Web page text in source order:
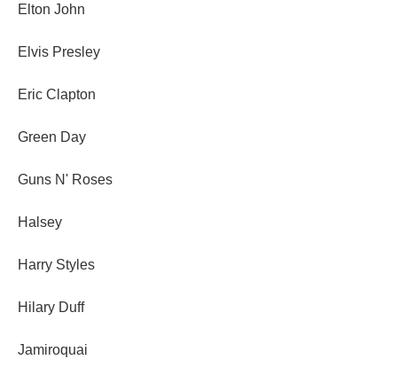
Elton John
Elvis Presley
Eric Clapton
Green Day
Guns N' Roses
Halsey
Harry Styles
Hilary Duff
Jamiroquai